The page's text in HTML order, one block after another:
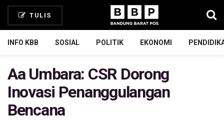
TULIS
INFO KBB SOSIAL POLITIK EKONOMI
Aa Umbara: CSR Dorong
Inovasi Penanggulangan
Bencana